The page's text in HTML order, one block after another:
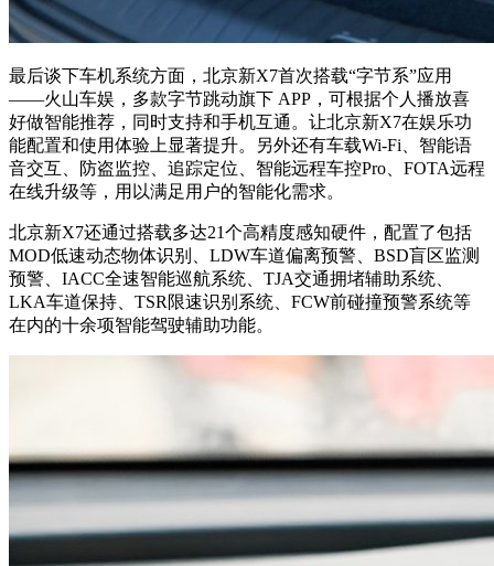
最后谈下车机系统方面，北京新X7首次搭载“字节系”应用
——火山车娱，多款字节跳动旗下 APP，可根据个人播放喜
好做智能推荐，同时支持和手机互通。让北京新X7在娱乐功
能配置和使用体验上显著提升。另外还有车载Wi-Fi、智能语
音交互、防盗监控、追踪定位、智能远程车控Pro、FOTA远程
在线升级等，用以满足用户的智能化需求。
北京新X7还通过搭载多达21个高精度感知硬件，配置了包括
MOD低速动态物体识别、LDW车道偏离预警、BSD盲区监测
预警、IACC全速智能巡航系统、TJA交通拥堵辅助系统、
LKA车道保持、TSR限速识别系统、FCW前碰撞预警系统等
在内的十余项智能驾驶辅助功能。